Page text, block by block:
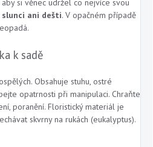
si věnec udržel co nejvíce svou
ani dešti. V opačném případě
k sadě
Obsahuje stuhu, ostré
opatrnosti při manipulaci. Chraňte
poranění. Floristický materiál je
skvrny na rukách (eukalyptus).